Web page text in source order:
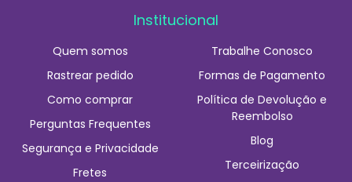
Institucional
Quem somos
Rastrear pedido
Como comprar
Perguntas Frequentes
Segurança e Privacidade
Fretes
Trabalhe Conosco
Formas de Pagamento
Política de Devolução e
Reembolso
Blog
Terceirização